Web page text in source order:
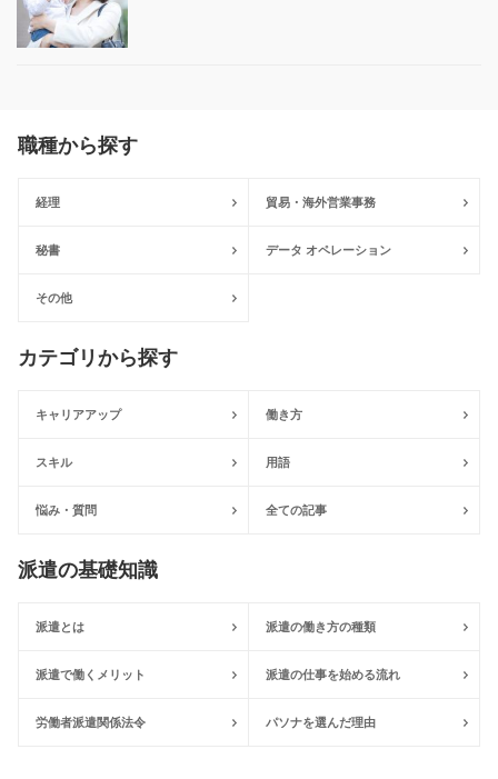
職種から探す
経理 貿易・海外営業事務
秘書 データ オペレーション
その他
カテゴリから探す
キャリアアップ 働き方
スキル 用語
悩み・質問 全ての記事
派遣の基礎知識
派遣とは 派遣の働き方の種類
派遣で働くメリット 派遣の仕事を始める流れ
労働者派遣関係法令 パソナを選んだ理由